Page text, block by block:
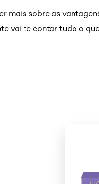
mais sobre as
vai te contar tudo o